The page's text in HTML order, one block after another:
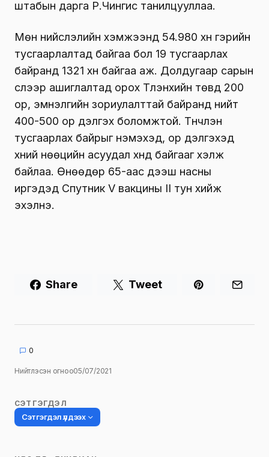
штабын дарга Р.Чингис танилцууллаа.
Мөн нийслэлийн хэмжээнд 54.980 хүн гэрийн
тусгаарлалтад байгаа бол 19 тусгаарлах
байранд 1321 хүн байгаа аж. Долдугаар сарын
сүүлээр ашиглалтад орох Түлэнхийн төвд 200
ор, эмнэлгийн зориулалттай байранд нийт
400-500 ор дэлгэх боломжтой. Түүнчлэн
тусгаарлах байрыг нэмэхэд, ор дэлгэхэд
хүний нөөцийн асуудал хүнд байгааг хэлж
байлаа. Өнөөдөр 65-аас дээш насны
иргэдэд Спутник V вакцины II тун хийж
эхэлнэ.
Share Tweet
0
Нийтлэсэн огноо05/07/2021
СЭТГЭГДЭЛ
Сэтгэгдэл үлдээх